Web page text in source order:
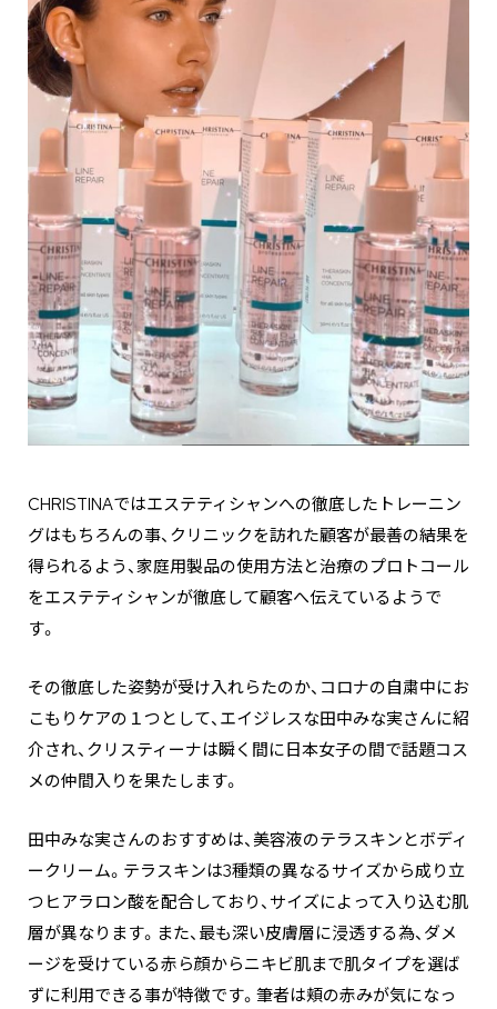
CHRISTINAではエステティシャンへの徹底したトレーニン
グはもちろんの事、クリニックを訪れた顧客が最善の結果を
得られるよう、家庭用製品の使用方法と治療のプロトコール
をエステティシャンが徹底して顧客へ伝えているようで
す。
その徹底した姿勢が受け入れらたのか、コロナの自粛中にお
こもりケアの１つとして、エイジレスな田中みな実さんに紹
介され、クリスティーナは瞬く間に日本女子の間で話題コス
メの仲間入りを果たします。
田中みな実さんのおすすめは、美容液のテラスキンとボディ
ークリーム。テラスキンは3種類の異なるサイズから成り立
つヒアラロン酸を配合しており、サイズによって入り込む肌
層が異なります。また、最も深い皮膚層に浸透する為、ダメ
ージを受けている赤ら顔からニキビ肌まで肌タイプを選ば
ずに利用できる事が特徴です。筆者は頬の赤みが気になっ